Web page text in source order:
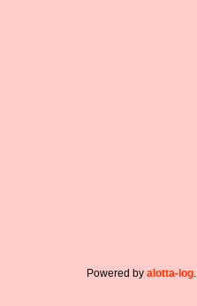
Powered byalotta-log.